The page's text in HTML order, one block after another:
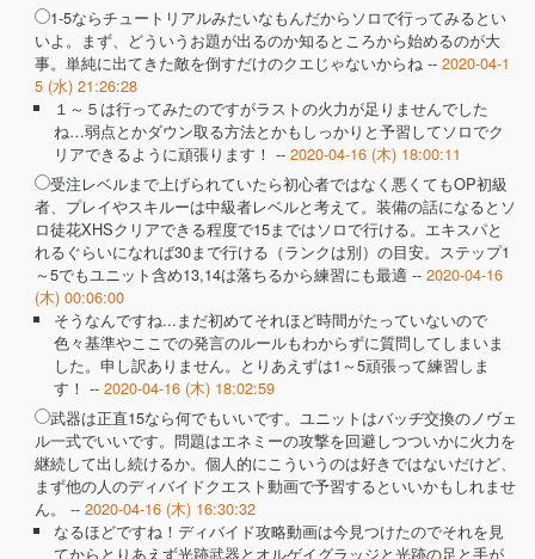
1-5ならチュートリアルみたいなもんだからソロで行ってみるとい
いよ。まず、どういうお題が出るのか知るところから始めるのが大
事。単純に出てきた敵を倒すだけのクエじゃないからね -- 2020-04-1
5 (水) 21:26:28
１～５は行ってみたのですがラストの火力が足りませんでした
ね…弱点とかダウン取る方法とかもしっかりと予習してソロでク
リアできるように頑張ります！ -- 2020-04-16 (木) 18:00:11
受注レベルまで上げられていたら初心者ではなく悪くてもOP初級
者、プレイやスキルーは中級者レベルと考えて。装備の話になるとソ
ロ徒花XHSクリアできる程度で15まではソロで行ける。エキスパと
れるぐらいになれば30まで行ける（ランクは別）の目安。ステップ1
～5でもユニット含め13,14は落ちるから練習にも最適 -- 2020-04-16
(木) 00:06:00
そうなんですね...まだ初めてそれほど時間がたっていないので
色々基準やここでの発言のルールもわからずに質問してしまいま
した。申し訳ありません。とりあえずは1～5頑張って練習しま
す！ -- 2020-04-16 (木) 18:02:59
武器は正直15なら何でもいいです。ユニットはバッヂ交換のノヴェ
ル一式でいいです。問題はエネミーの攻撃を回避しつついかに火力を
継続して出し続けるか。個人的にこういうのは好きではないだけど、
まず他の人のディバイドクエスト動画で予習するといいかもしれませ
ん。 -- 2020-04-16 (木) 16:30:32
なるほどですね！ディバイド攻略動画は今見つけたのでそれを見
てからとりあえず光跡武器とオルゲイグラッジと光跡の足と手が